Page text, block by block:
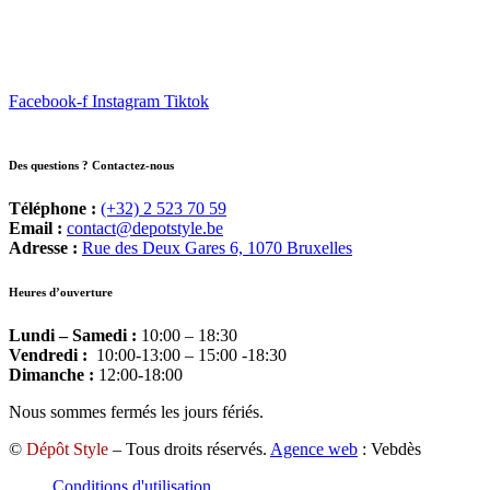
Facebook-f Instagram Tiktok
Des questions ? Contactez-nous
Téléphone : (+32) 2 523 70 59
Email : contact@depotstyle.be
Adresse : Rue des Deux Gares 6, 1070 Bruxelles
Heures d’ouverture
Lundi – Samedi : 10:00 – 18:30
Vendredi : 10:00-13:00 – 15:00 -18:30
Dimanche : 12:00-18:00
Nous sommes fermés les jours fériés.
© Dépôt Style – Tous droits réservés. Agence web : Vebdès
Conditions d'utilisation